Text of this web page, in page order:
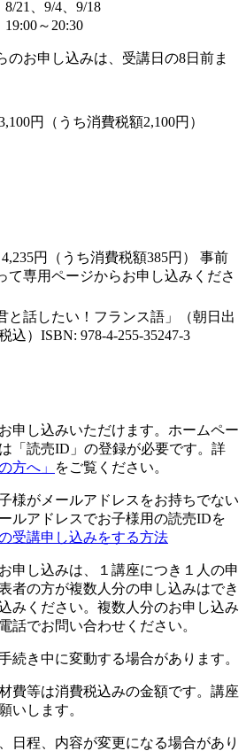
8/21、9/4、9/18
～20:30
のお申し込みは、受講日の8日前ま
円（うち消費税額2,100円）
4,235円（うち消費税額385円） 事前
て専用ページからお申し込みくださ
と話したい！フランス語」（朝日出
込）ISBN: 978-4-255-35247-3
申し込みいただけます。ホームペー
「読売ID」の登録が必要です。詳
方へ」 をご覧ください。
様がメールアドレスをお持ちでない
ルアドレスでお子様用の読売IDを
受講申し込みをする方法
申し込みは、１講座につき１人の申
者の方が複数人分の申し込みはでき
みください。複数人分のお申し込み
話でお問い合わせください。
続き中に変動する場合があります。
費等は消費税込みの金額です。講座
いします。
日程、内容が変更になる場合があり